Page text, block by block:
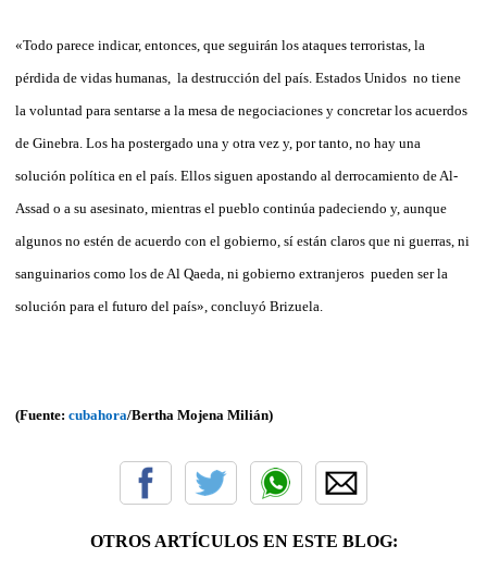
«Todo parece indicar, entonces, que seguirán los ataques terroristas, la
pérdida de vidas humanas, la destrucción del país. Estados Unidos no tiene
la voluntad para sentarse a la mesa de negociaciones y concretar los acuerdos
de Ginebra. Los ha postergado una y otra vez y, por tanto, no hay una
solución política en el país. Ellos siguen apostando al derrocamiento de Al-
Assad o a su asesinato, mientras el pueblo continúa padeciendo y, aunque
algunos no estén de acuerdo con el gobierno, sí están claros que ni guerras, ni
sanguinarios como los de Al Qaeda, ni gobierno extranjeros pueden ser la
solución para el futuro del país», concluyó Brizuela.
(Fuente: cubahora/Bertha Mojena Milián)
OTROS ARTÍCULOS EN ESTE BLOG: